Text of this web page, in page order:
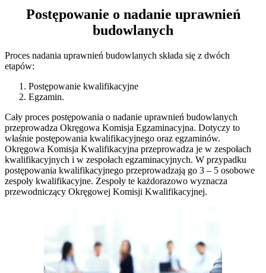
Postępowanie o nadanie uprawnień
budowlanych
Proces nadania uprawnień budowlanych składa się z dwóch
etapów:
Postępowanie kwalifikacyjne
Egzamin.
Cały proces postępowania o nadanie uprawnień budowlanych
przeprowadza Okręgowa Komisja Egzaminacyjna. Dotyczy to
właśnie postępowania kwalifikacyjnego oraz egzaminów.
Okręgowa Komisja Kwalifikacyjna przeprowadza je w zespołach
kwalifikacyjnych i w zespołach egzaminacyjnych. W przypadku
postępowania kwalifikacyjnego przeprowadzają go 3 – 5 osobowe
zespoły kwalifikacyjne. Zespoły te każdorazowo wyznacza
przewodniczący Okręgowej Komisji Kwalifikacyjnej.